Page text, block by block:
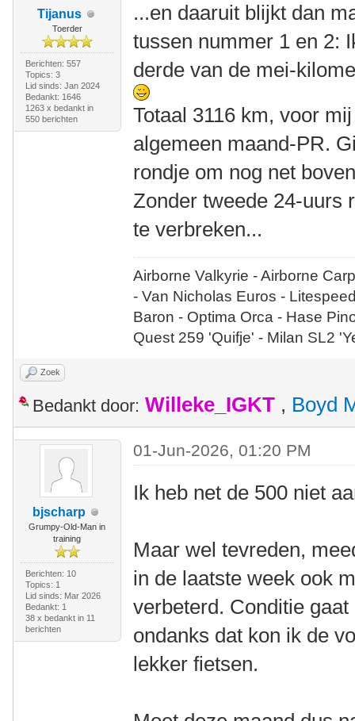
Tijanus
Toerder
Berichten: 557
Topics: 3
Lid sinds: Jan 2024
Bedankt: 1646
1263 x bedankt in
550 berichten
...en daaruit blijkt dan
tussen nummer 1 en 2:
derde van de mei-
Totaal 3116 km, voor
algemeen maand-PR.
rondje om nog net
Zonder tweede 24-uurs
te verbreken...
Airborne Valkyrie - Airborne
- Van Nicholas Euros -
Baron - Optima Orca - Hase
Quest 259 'Quifje' - Milan SL2
Zoek
Bedankt door: Willeke_IGKT , Boyd
bjscharp
Grumpy-Old-Man in
training
Berichten: 10
Topics: 1
Lid sinds: Mar 2026
Bedankt: 1
38 x bedankt in 11
berichten
01-Jun-2026, 01:20 PM
Ik heb net de 500 niet
Maar wel tevreden,
in de laatste week ook
verbeterd. Conditie
ondanks dat kon ik de
lekker fietsen.